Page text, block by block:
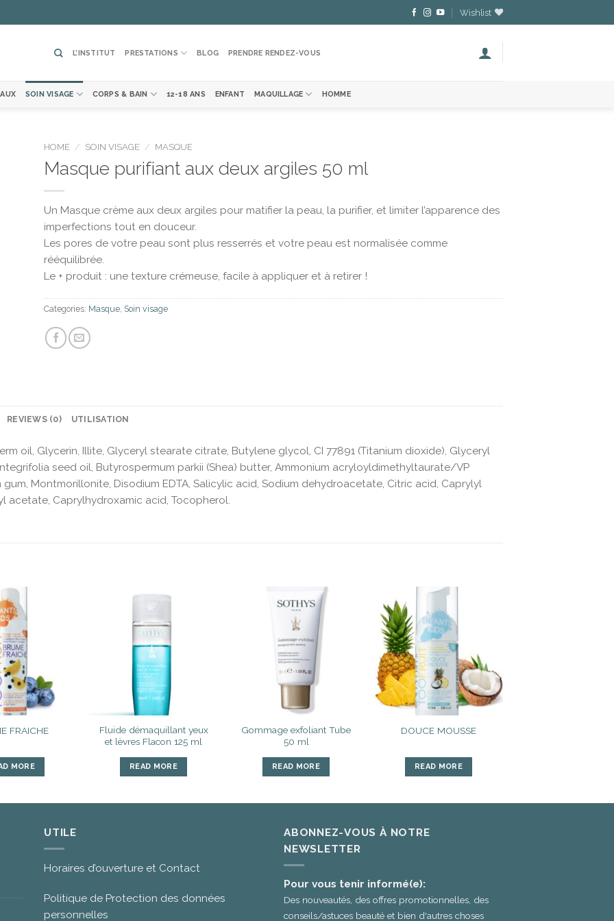
Wishlist
L’INSTITUT PRESTATIONS BLOG PRENDRE RENDEZ-VOUS
SOIN VISAGE CORPS & BAIN 12-18 ANS ENFANT MAQUILLAGE HOMME
HOME / SOIN VISAGE / MASQUE
Masque purifiant aux deux argiles 50 ml
Un Masque crème aux deux argiles pour matifier la peau, la purifier, et limiter l’apparence des
imperfections tout en douceur.
Les pores de votre peau sont plus resserrés et votre peau est normalisée comme
rééquilibrée.
Le + produit : une texture crémeuse, facile à appliquer et à retirer !
Categories: Masque, Soin visage
REVIEWS (0) UTILISATION
oil, Glycerin, Illite, Glyceryl stearate citrate, Butylene glycol, CI 77891 (Titanium dioxide), Glyceryl
seed oil, Butyrospermum parkii (Shea) butter, Ammonium acryloyldimethyltaurate/VP
Montmorillonite, Disodium EDTA, Salicylic acid, Sodium dehydroacetate, Citric acid, Caprylyl
acetate, Caprylhydroxamic acid, Tocopherol.
FRAICHE
MORE
Fluide démaquillant yeux
et lèvres Flacon 125 ml
READ MORE
Gommage exfoliant Tube
50 ml
READ MORE
DOUCE MOUSSE
READ MORE
UTILE
Horaires d’ouverture et Contact
Politique de Protection des données
personnelles
ABONNEZ-VOUS À NOTRE
NEWSLETTER
Pour vous tenir informé(e):
Des nouveautés, des offres promotionnelles, des
conseils/astuces beauté et bien d'autres choses